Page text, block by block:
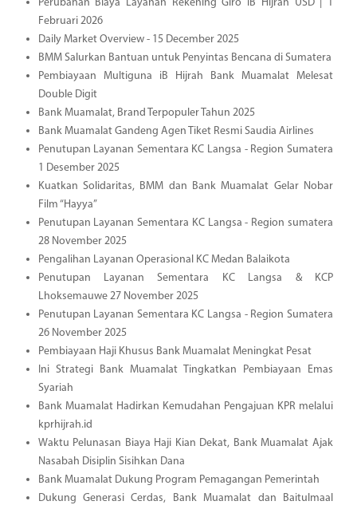
Perubahan Biaya Layanan Rekening Giro iB Hijrah USD | 1
Februari 2026
Daily Market Overview - 15 December 2025
BMM Salurkan Bantuan untuk Penyintas Bencana di Sumatera
Pembiayaan Multiguna iB Hijrah Bank Muamalat Melesat
Double Digit
Bank Muamalat, Brand Terpopuler Tahun 2025
Bank Muamalat Gandeng Agen Tiket Resmi Saudia Airlines
Penutupan Layanan Sementara KC Langsa - Region Sumatera
1 Desember 2025
Kuatkan Solidaritas, BMM dan Bank Muamalat Gelar Nobar
Film “Hayya”
Penutupan Layanan Sementara KC Langsa - Region sumatera
28 November 2025
Pengalihan Layanan Operasional KC Medan Balaikota
Penutupan Layanan Sementara KC Langsa & KCP
Lhoksemauwe 27 November 2025
Penutupan Layanan Sementara KC Langsa - Region Sumatera
26 November 2025
Pembiayaan Haji Khusus Bank Muamalat Meningkat Pesat
Ini Strategi Bank Muamalat Tingkatkan Pembiayaan Emas
Syariah
Bank Muamalat Hadirkan Kemudahan Pengajuan KPR melalui
kprhijrah.id
Waktu Pelunasan Biaya Haji Kian Dekat, Bank Muamalat Ajak
Nasabah Disiplin Sisihkan Dana
Bank Muamalat Dukung Program Pemagangan Pemerintah
Dukung Generasi Cerdas, Bank Muamalat dan Baitulmaal